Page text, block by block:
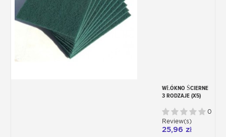
WŁÓKNO ŚCIERNE
3 RODZAJE (X5)
0
Review(s)
25,96 zł